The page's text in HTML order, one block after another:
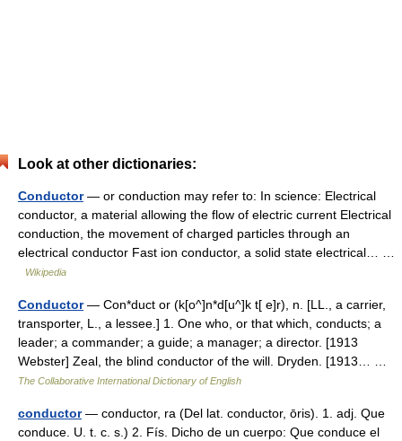
Look at other dictionaries:
Conductor— or conduction may refer to: In science: Electrical
conductor, a material allowing the flow of electric current Electrical
conduction, the movement of charged particles through an
electrical conductor Fast ion conductor, a solid state electrical… …
Wikipedia
Conductor— Con*duct or (k[o^]n*d[u^]k t[ e]r), n. [LL., a carrier,
transporter, L., a lessee.] 1. One who, or that which, conducts; a
leader; a commander; a guide; a manager; a director. [1913
Webster] Zeal, the blind conductor of the will. Dryden. [1913… …
The Collaborative International Dictionary of English
conductor— conductor, ra (Del lat. conductor, ōris). 1. adj. Que
conduce. U. t. c. s.) 2. Fís. Dicho de un cuerpo: Que conduce el